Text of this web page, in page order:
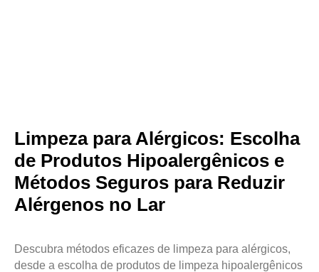
Limpeza para Alérgicos: Escolha
de Produtos Hipoalergênicos e
Métodos Seguros para Reduzir
Alérgenos no Lar
Descubra métodos eficazes de limpeza para alérgicos,
desde a escolha de produtos de limpeza hipoalergênicos